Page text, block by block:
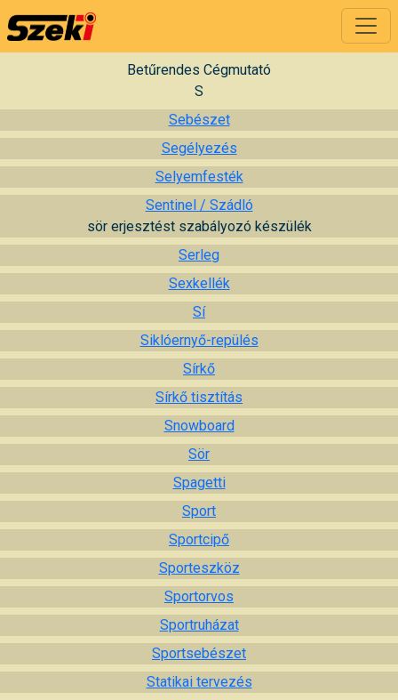
Betűrendes Cégmutató
S
Sebészet
Segélyezés
Selyemfesték
Sentinel / Szádló
sör erjesztést szabályozó készülék
Serleg
Sexkellék
Sí
Siklóernyő-repülés
Sírkő
Sírkő tisztítás
Snowboard
Sör
Spagetti
Sport
Sportcipő
Sporteszköz
Sportorvos
Sportruházat
Sportsebészet
Statikai tervezés